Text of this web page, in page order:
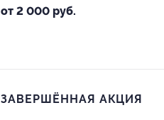
от 2 000 руб.
ЗАВЕРШЁННАЯ АКЦИЯ